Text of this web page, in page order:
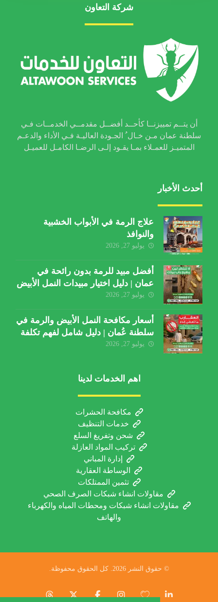
شركة التعاون
أن يتــم تمييزنــا كأحــد أفضــل مقدمــي الخدمــات فـي
سلطنة عمان مـن خـال ُ الجـودة العاليـة فـي الأداء والدعـم
المتميـز للعمـلاء بمـا يقـود إلـى الرضـا الكامـل للعميـل
أحدث الأخبار
علاج الرمة في الأبواب الخشبية
والنوافذ
يوليو 27, 2026
أفضل مبيد للرمة بدون رائحة في
عمان | دليل اختيار مبيدات النمل الأبيض
يوليو 27, 2026
أسعار مكافحة النمل الأبيض والرمة في
سلطنة عُمان | دليل شامل لفهم تكلفة
الخدمة والعوامل المؤثرة
يوليو 27, 2026
اهم الخدمات لدينا
مكافحة الحشرات
خدمات التنظيف
شحن وتفريغ السلع
تركيب المواد العازلة
إدارة المباني
الوساطة العقارية
تثمين الممتلكات
مقاولات انشاء شبكات الصرف الصحي
مقاولات انشاء شبكات ومحطات المياه والكهرباء
والهاتف
© حقوق النشر 2026. كل الحقوق محفوظة.